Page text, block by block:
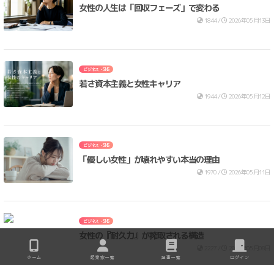
ホーム 起業家一覧 記事一覧 ログイン
女性の人生は「回収フェーズ」で変わる
1844 / 2026年05月13日
ビジネス・SNS
若さ資本主義と女性キャリア
1944 / 2026年05月12日
ビジネス・SNS
「優しい女性」が壊れやすい本当の理由
1970 / 2026年05月11日
ビジネス・SNS
女性の『耐久力』が搾取される構造
2026年05月08日